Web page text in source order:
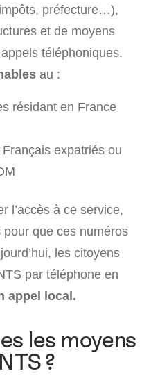
préfecture…),
et de moyens
téléphoniques.
au :
résidant en France
expatriés ou
l’accès à ce service,
que ces numéros
les citoyens
par téléphone en
appel local.
les moyens
?